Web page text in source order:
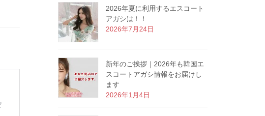
2026年夏に利用するエスコート
アガシは！！
2026年7月24日
新年のご挨拶｜2026年も韓国エ
スコートアガシ情報をお届けし
ます
2026年1月4日